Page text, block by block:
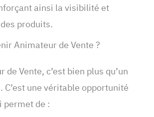
ainsi la visibilité et
produits.
Animateur de Vente ?
de Vente, c’est bien plus qu’un
une véritable opportunité
permet de :